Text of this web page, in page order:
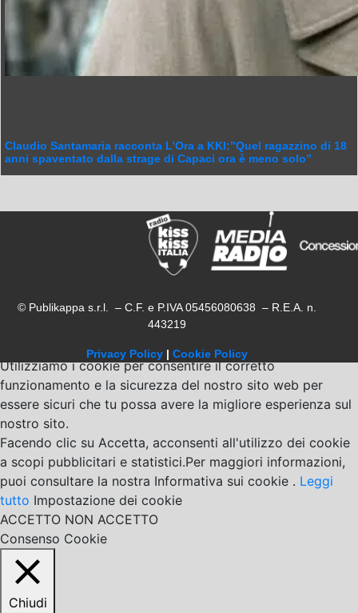
Claudio Santamaria racconta L’Ora a KKI:”Quel ragazzino di 18
anni spaventato dalla strage di Capaci ora è meno solo”
© Publikappa s.r.l. – C.F. e P.IVA 05456080638 – R.E.A. n.
443219
Privacy Policy | Cookie Policy
Utilizziamo i cookie per consentire il corretto
funzionamento e la sicurezza del nostro sito web per
essere sicuri che tu possa avere la migliore esperienza sul
nostro sito.
Facendo clic su Accetta, acconsenti all'utilizzo dei cookie
a scopi pubblicitari e statistici.Per maggiori informazioni,
puoi consultare la nostra Informativa sui cookie . Leggi
tutto Impostazione dei cookie
ACCETTO NON ACCETTO
Consenso Cookie
Chiudi